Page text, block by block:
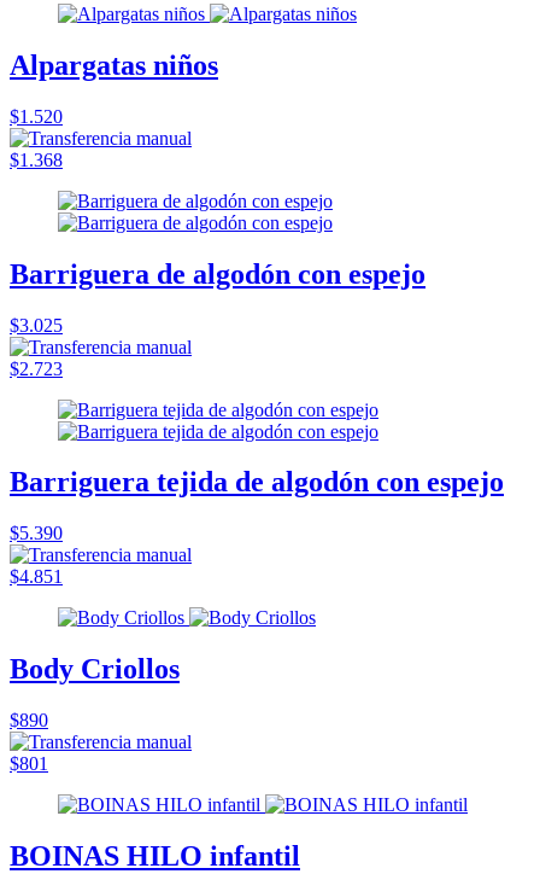
Alpargatas niños
$1.520
$1.368
Barriguera de algodón con espejo
$3.025
$2.723
Barriguera tejida de algodón con espejo
$5.390
$4.851
Body Criollos
$890
$801
BOINAS HILO infantil